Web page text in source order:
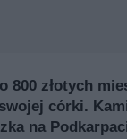
800 złotych
córki.
na